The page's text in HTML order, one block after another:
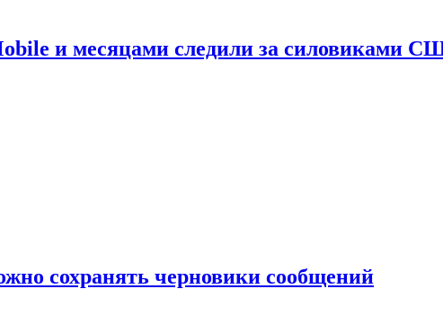
и месяцами следили за силовиками
сохранять черновики сообщений